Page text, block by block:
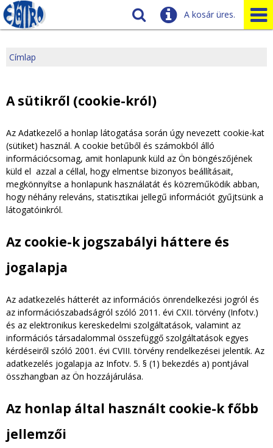
e
e
n
l
i
h
e
l
y
Címlap
A sütikről (cookie-król)
Az Adatkezelő a honlap látogatása során úgy nevezett cookie-kat
(sütiket) használ. A cookie betűből és számokból álló
információcsomag, amit honlapunk küld az Ön böngészőjének
küld el azzal a céllal, hogy elmentse bizonyos beállításait,
megkönnyítse a honlapunk használatát és közreműködik abban,
hogy néhány releváns, statisztikai jellegű információt gyűjtsünk a
látogatóinkról.
Az cookie-k jogszabályi háttere és
jogalapja
Az adatkezelés hátterét az információs önrendelkezési jogról és
az információszabadságról szóló 2011. évi CXII. törvény (Infotv.)
és az elektronikus kereskedelmi szolgáltatások, valamint az
információs társadalommal összefüggő szolgáltatások egyes
kérdéseiről szóló 2001. évi CVIII. törvény rendelkezései jelentik. Az
adatkezelés jogalapja az Infotv. 5. § (1) bekezdés a) pontjával
összhangban az Ön hozzájárulása.
Az honlap által használt cookie-k főbb
jellemzői
A kosár üres.